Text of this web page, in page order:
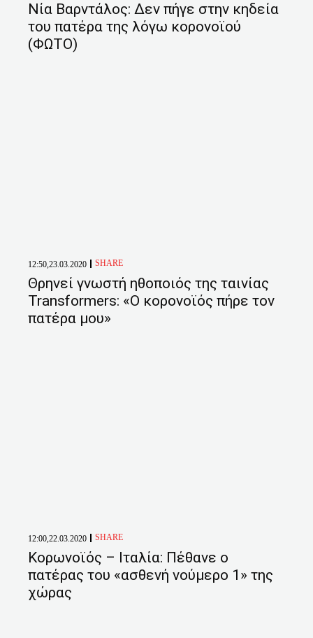
Νία Βαρντάλος: Δεν πήγε στην κηδεία
του πατέρα της λόγω κορονοϊού
(ΦΩΤΟ)
12:50,23.03.2020 SHARE
Θρηνεί γνωστή ηθοποιός της ταινίας
Transformers: «Ο κορονοϊός πήρε τον
πατέρα μου»
12:00,22.03.2020 SHARE
Κορωνοϊός – Ιταλία: Πέθανε ο
πατέρας του «ασθενή νούμερο 1» της
χώρας